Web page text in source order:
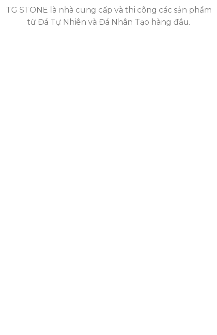
TG STONE là nhà cung cấp và thi công các sản phẩm
từ Đá Tự Nhiên và Đá Nhân Tạo hàng đầu.